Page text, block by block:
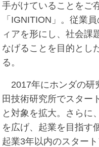
手がけていることをご
「IGNITION」。従業
ィアを形にし、社会課
なげることを目的とし
る。
2017年にホンダの研
田技術研究所でスター
と対象を拡大。さらに
を広げ、起業を目指す
起業3年以内のスター